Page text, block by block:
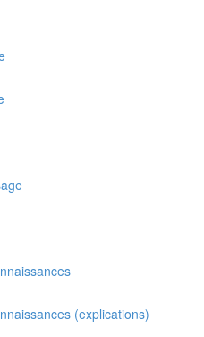
(explications)